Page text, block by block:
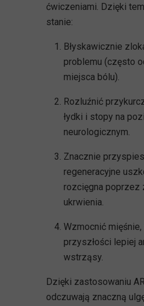
ćwiczeniami. Dzięki
stanie:
Błyskawicznie
problemu (często
miejsca bólu).
Rozluźnić
łydki i stopy na
neurologicznym.
Znacznie
regeneracyjne
rozcięgna poprzez
ukrwienia.
Wzmocnić mięśnie,
przyszłości lepiej
wstrząsy.
Dzięki zastosowaniu
odczuwają znaczną